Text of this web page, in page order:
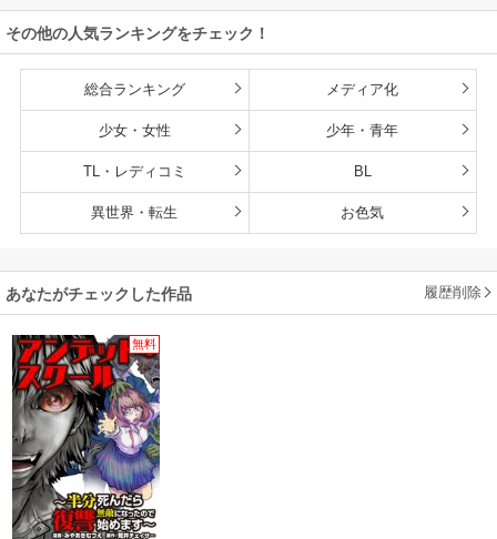
雄たちの母乳で成
長して無双します
その他の人気ランキングをチェック！
総合ランキング メディア化
少女・女性 少年・青年
TL・レディコミ BL
異世界・転生 お色気
あなたがチェックした作品 履歴削除
無料